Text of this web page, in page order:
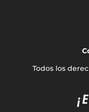
Todos los